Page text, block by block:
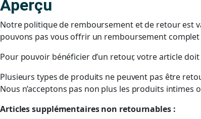
Aperçu
Notre politique de remboursement et de retour est
pouvons pas vous offrir un remboursement complet
Pour pouvoir bénéficier d’un retour, votre article
Plusieurs types de produits ne peuvent pas être
Nous n’acceptons pas non plus les produits
Articles supplémentaires non retournables :